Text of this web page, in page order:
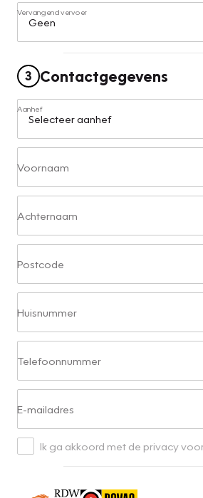
Vervangend vervoer
3 Contactgegevens
Aanhef
Voornaam
Achternaam
Postcode
Huisnummer
Telefoonnummer
E-mailadres
Ik ga akkoord met de privacy